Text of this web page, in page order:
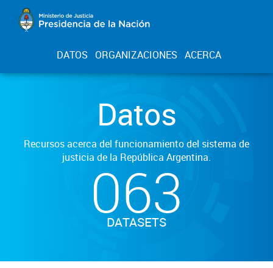
DATOS ORGANIZACIONES ACERCA
Datos
Recursos acerca del funcionamiento del sistema de
justicia de la República Argentina.
063
DATASETS